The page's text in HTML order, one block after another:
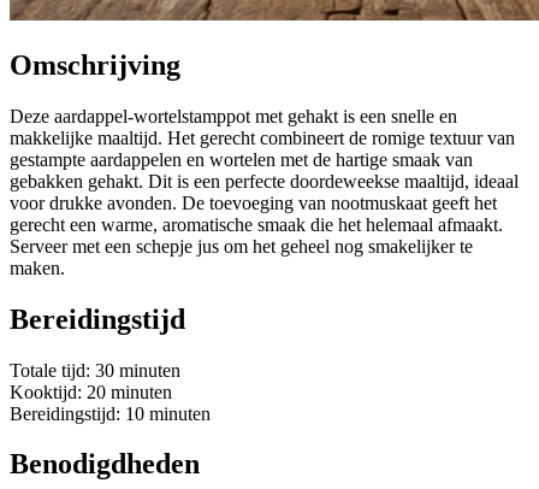
Omschrijving
Deze aardappel-wortelstamppot met gehakt is een snelle en
makkelijke maaltijd. Het gerecht combineert de romige textuur van
gestampte aardappelen en wortelen met de hartige smaak van
gebakken gehakt. Dit is een perfecte doordeweekse maaltijd, ideaal
voor drukke avonden. De toevoeging van nootmuskaat geeft het
gerecht een warme, aromatische smaak die het helemaal afmaakt.
Serveer met een schepje jus om het geheel nog smakelijker te
maken.
Bereidingstijd
Totale tijd: 30 minuten
Kooktijd: 20 minuten
Bereidingstijd: 10 minuten
Benodigdheden